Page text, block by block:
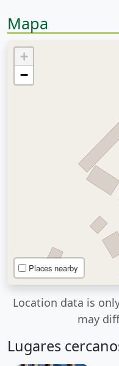
Mapa
+
−
Places nearby
Location data is
may
Lugares